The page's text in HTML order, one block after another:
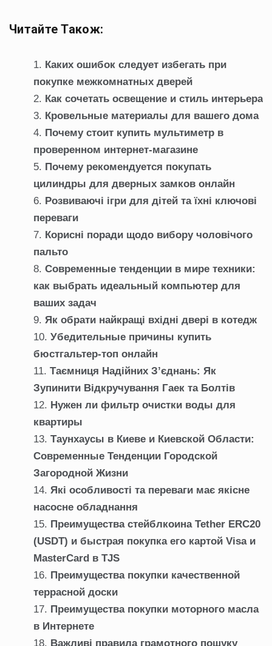
Читайте Також:
Каких ошибок следует избегать при
покупке межкомнатных дверей
Как сочетать освещение и стиль интерьера
Кровельные материалы для вашего дома
Почему стоит купить мультиметр в
проверенном интернет-магазине
Почему рекомендуется покупать
цилиндры для дверных замков онлайн
Розвиваючі ігри для дітей та їхні ключові
переваги
Корисні поради щодо вибору чоловічого
пальто
Современные тенденции в мире техники:
как выбрать идеальный компьютер для
ваших задач
Як обрати найкращі вхідні двері в котедж
Убедительные причины купить
бюстгальтер-топ онлайн
Таємниця Надійних З’єднань: Як
Зупинити Відкручування Гаек та Болтів
Нужен ли фильтр очистки воды для
квартиры
Таунхаусы в Киеве и Киевской Области:
Современные Тенденции Городской
Загородной Жизни
Які особливості та переваги має якісне
насосне обладнання
Преимущества стейблкоина Tether ERC20
(USDT) и быстрая покупка его картой Visa и
MasterCard в TJS
Преимущества покупки качественной
террасной доски
Преимущества покупки моторного масла
в Интернете
Важливі правила грамотного пошуку